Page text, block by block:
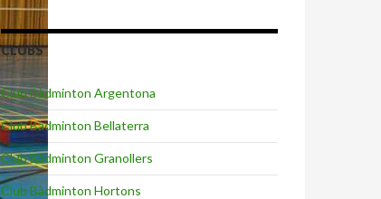
CLUBS
Club Bàdminton Argentona
Club Bàdminton Bellaterra
Club Bàdminton Granollers
Club Bàdminton Hortons